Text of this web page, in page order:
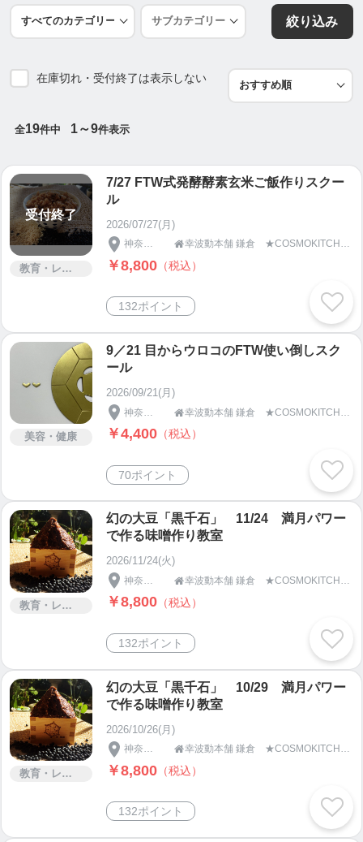
絞り込み
在庫切れ・受付終了は表示しない
全19件中 1～9件表示
受付終了
教育・レッスン・講習
7/27 FTW式発酵酵素玄米ご飯作りスクー
ル
2026/07/27(月)
神奈川県  幸波動本舗 鎌倉 ★COSMOKITCHEN＆SPA★
￥8,800 （税込）
132ポイント
美容・健康
9／21 目からウロコのFTW使い倒しスク
ール
2026/09/21(月)

￥4,400 （税込）
70ポイント
教育・レッスン・講習
幻の大豆「黒千石」 11/24 満月パワー
で作る味噌作り教室
2026/11/24(火)
神奈川県  幸波動本舗 鎌倉 ★COSMOKITCHEN＆SPA★
￥8,800 （税込）
132ポイント
教育・レッスン・講習
幻の大豆「黒千石」 10/29 満月パワー
で作る味噌作り教室
2026/10/26(月)
神奈川県  幸波動本舗 鎌倉 ★COSMOKITCHEN＆SPA★
￥8,800 （税込）
132ポイント